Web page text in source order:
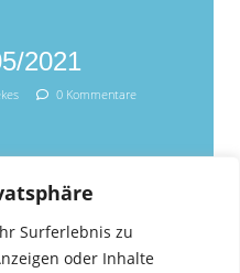
Surferlebnis zu
oder Inhalte
2021
0 Kommentare